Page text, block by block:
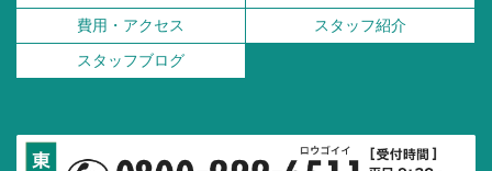
費用・アクセス
スタッフ紹介
スタッフブログ